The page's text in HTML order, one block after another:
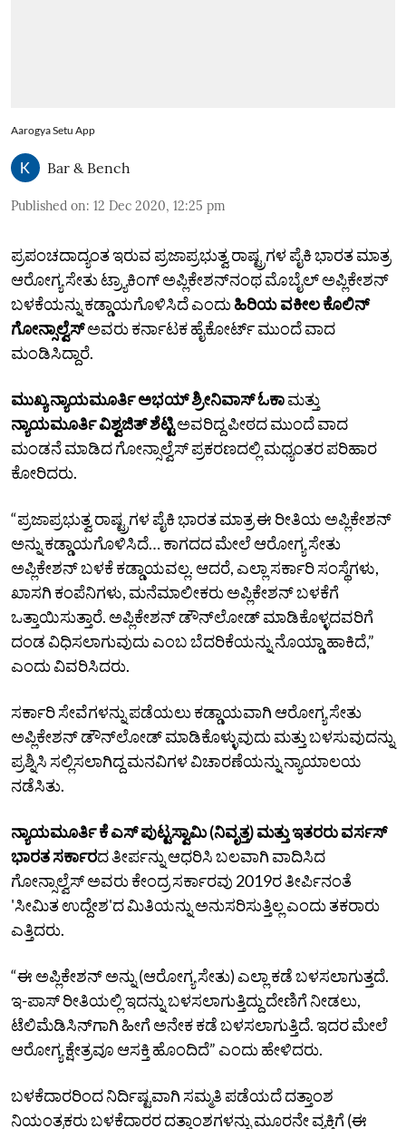
Aarogya Setu App
Bar & Bench
Published on: 12 Dec 2020, 12:25 pm
ಪ್ರಪಂಚದಾದ್ಯಂತ ಇರುವ ಪ್ರಜಾಪ್ರಭುತ್ವ ರಾಷ್ಟ್ರಗಳ ಪೈಕಿ ಭಾರತ ಮಾತ್ರ
ಆರೋಗ್ಯ ಸೇತು ಟ್ರ್ಯಾಕಿಂಗ್‌ ಅಪ್ಲಿಕೇಶನ್‌ನಂಥ ಮೊಬೈಲ್‌ ಅಪ್ಲಿಕೇಶನ್‌
ಬಳಕೆಯನ್ನು ಕಡ್ಡಾಯಗೊಳಿಸಿದೆ ಎಂದು ಹಿರಿಯ ವಕೀಲ ಕೊಲಿನ್‌
ಗೋನ್ಸಾಲ್ವೆಸ್ಅವರು ಕರ್ನಾಟಕ ಹೈಕೋರ್ಟ್‌ ಮುಂದೆ ವಾದ
ಮಂಡಿಸಿದ್ದಾರೆ.
ಮುಖ್ಯ ನ್ಯಾಯಮೂರ್ತಿ ಅಭಯ್‌ ಶ್ರೀನಿವಾಸ್‌ ಓಕಾಮತ್ತು
ನ್ಯಾಯಮೂರ್ತಿ ವಿಶ್ವಜಿತ್‌ ಶೆಟ್ಟಿಅವರಿದ್ದ ಪೀಠದ ಮುಂದೆ ವಾದ
ಮಂಡನೆ ಮಾಡಿದ ಗೋನ್ಸಾಲ್ವೆಸ್‌ ಪ್ರಕರಣದಲ್ಲಿ ಮಧ್ಯಂತರ ಪರಿಹಾರ
ಕೋರಿದರು.
“ಪ್ರಜಾಪ್ರಭುತ್ವ ರಾಷ್ಟ್ರಗಳ ಪೈಕಿ ಭಾರತ ಮಾತ್ರ ಈ ರೀತಿಯ ಅಪ್ಲಿಕೇಶನ್‌
ಅನ್ನು ಕಡ್ಡಾಯಗೊಳಿಸಿದೆ… ಕಾಗದದ ಮೇಲೆ ಆರೋಗ್ಯ ಸೇತು
ಅಪ್ಲಿಕೇಶನ್‌ ಬಳಕೆ ಕಡ್ಡಾಯವಲ್ಲ. ಆದರೆ, ಎಲ್ಲಾ ಸರ್ಕಾರಿ ಸಂಸ್ಥೆಗಳು,
ಖಾಸಗಿ ಕಂಪೆನಿಗಳು, ಮನೆಮಾಲೀಕರು ಅಪ್ಲಿಕೇಶನ್‌ ಬಳಕೆಗೆ
ಒತ್ತಾಯಿಸುತ್ತಾರೆ. ಅಪ್ಲಿಕೇಶನ್‌ ಡೌನ್‌ಲೋಡ್‌ ಮಾಡಿಕೊಳ್ಳದವರಿಗೆ
ದಂಡ ವಿಧಿಸಲಾಗುವುದು ಎಂಬ ಬೆದರಿಕೆಯನ್ನು ನೊಯ್ಡಾ ಹಾಕಿದೆ,”
ಎಂದು ವಿವರಿಸಿದರು.
ಸರ್ಕಾರಿ ಸೇವೆಗಳನ್ನು ಪಡೆಯಲು ಕಡ್ಡಾಯವಾಗಿ ಆರೋಗ್ಯ ಸೇತು
ಅಪ್ಲಿಕೇಶನ್‌ ಡೌನ್‌ಲೋಡ್‌ ಮಾಡಿಕೊಳ್ಳುವುದು ಮತ್ತು ಬಳಸುವುದನ್ನು
ಪ್ರಶ್ನಿಸಿ ಸಲ್ಲಿಸಲಾಗಿದ್ದ ಮನವಿಗಳ ವಿಚಾರಣೆಯನ್ನು ನ್ಯಾಯಾಲಯ
ನಡೆಸಿತು.
ನ್ಯಾಯಮೂರ್ತಿ ಕೆ ಎಸ್‌ ಪುಟ್ಟಸ್ವಾಮಿ (ನಿವೃತ್ತ) ಮತ್ತು ಇತರರು ವರ್ಸಸ್‌
ಭಾರತ ಸರ್ಕಾರದ ತೀರ್ಪನ್ನು ಆಧರಿಸಿ ಬಲವಾಗಿ ವಾದಿಸಿದ
ಗೋನ್ಸಾಲ್ವೆಸ್ ಅವರು ಕೇಂದ್ರ ಸರ್ಕಾರವು 2019ರ ತೀರ್ಪಿನಂತೆ
'ಸೀಮಿತ ಉದ್ದೇಶ'ದ ಮಿತಿಯನ್ನು ಅನುಸರಿಸುತ್ತಿಲ್ಲ ಎಂದು ತಕರಾರು
ಎತ್ತಿದರು.
“ಈ ಅಪ್ಲಿಕೇಶನ್‌ ಅನ್ನು (ಆರೋಗ್ಯ ಸೇತು) ಎಲ್ಲಾ ಕಡೆ ಬಳಸಲಾಗುತ್ತದೆ.
ಇ-ಪಾಸ್‌ ರೀತಿಯಲ್ಲಿ ಇದನ್ನು ಬಳಸಲಾಗುತ್ತಿದ್ದು ದೇಣಿಗೆ ನೀಡಲು,
ಟೆಲಿಮೆಡಿಸಿನ್‌ಗಾಗಿ ಹೀಗೆ ಅನೇಕ ಕಡೆ ಬಳಸಲಾಗುತ್ತಿದೆ. ಇದರ ಮೇಲೆ
ಆರೋಗ್ಯ ಕ್ಷೇತ್ರವೂ ಆಸಕ್ತಿ ಹೊಂದಿದೆ” ಎಂದು ಹೇಳಿದರು.
ಬಳಕೆದಾರರಿಂದ ನಿರ್ದಿಷ್ಟವಾಗಿ ಸಮ್ಮತಿ ಪಡೆಯದೆ ದತ್ತಾಂಶ
ನಿಯಂತ್ರಕರು ಬಳಕೆದಾರರ ದತ್ತಾಂಶಗಳನ್ನು ಮೂರನೇ ವ್ಯಕ್ತಿಗೆ (ಈ